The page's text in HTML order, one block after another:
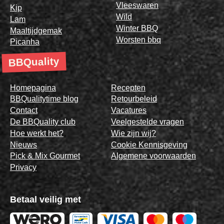
Kip
Lam
Maaltijdgemak
Picanha
Vleeswaren
Wild
Winter BBQ
Worsten bbq
BBQuality
Homepagina
BBQualitytime blog
Contact
De BBQuality club
Hoe werkt het?
Nieuws
Pick & Mix Gourmet
Privacy
Recepten
Retourbeleid
Vacatures
Veelgestelde vragen
Wie zijn wij?
Cookie Kennisgeving
Algemene voorwaarden
Betaal veilig met